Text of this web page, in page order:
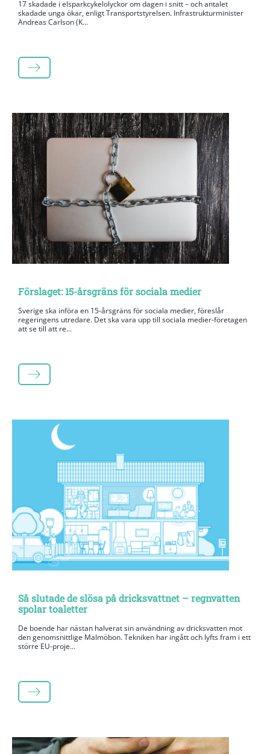
17 skadade i elsparkcykelolyckor om dagen i snitt – och antalet
skadade unga ökar, enligt Transportstyrelsen. Infrastrukturminister
Andreas Carlson (K...
LÄS MER
Förslaget: 15-årsgräns för sociala medier
Sverige ska införa en 15-årsgräns för sociala medier, föreslår
regeringens utredare. Det ska vara upp till sociala medier-företagen
att se till att re...
LÄS MER
Så slutade de slösa på dricksvattnet – regnvatten
spolar toaletter
De boende har nästan halverat sin användning av dricksvatten mot
den genomsnittlige Malmöbon. Tekniken har ingått och lyfts fram i ett
större EU-proje...
LÄS MER